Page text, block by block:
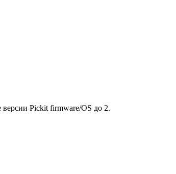
Pickit firmware/OS до 2.